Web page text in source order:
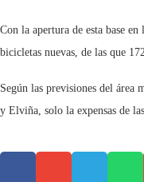
Con la apertura de esta base
bicicletas nuevas, de las que
Según las previsiones del área
y Elviña, solo la expensas de